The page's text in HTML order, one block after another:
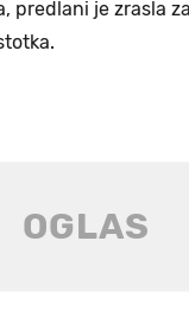
predlani je zrasla